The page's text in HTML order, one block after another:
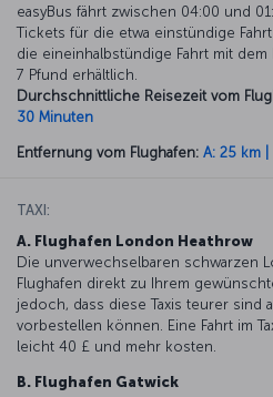
easyBus fährt zwischen 04:00 und
Tickets für die etwa einstündige
die eineinhalbstündige Fahrt mit
7 Pfund erhältlich.
Durchschnittliche Reisezeit vom
30 Minuten
Entfernung vom Flughafen: A: 25 km
TAXI:
A. Flughafen London Heathrow
Die unverwechselbaren schwarzen
Flughafen direkt zu Ihrem
jedoch, dass diese Taxis teurer sind
vorbestellen können. Eine Fahrt im
leicht 40 £ und mehr kosten.
B. Flughafen Gatwick